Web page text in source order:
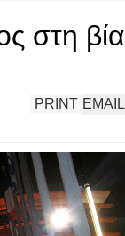
στη βία
EMAIL
PRINT